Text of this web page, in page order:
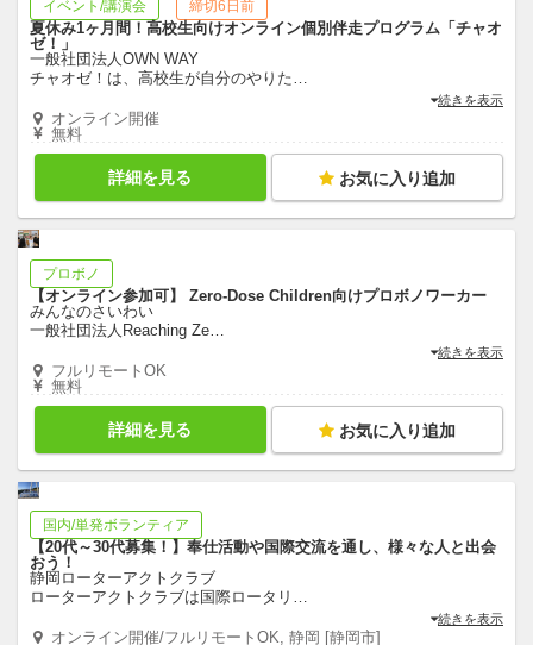
イベント/講演会 締切6日前
夏休み1ヶ月間！高校生向けオンライン個別伴走プログラム「チャオ
ゼ！」
一般社団法人OWN WAY
チャオゼ！は、高校生が自分のやりた…
続きを表示
オンライン開催
無料
詳細を見る お気に入り追加
プロボノ
【オンライン参加可】 Zero-Dose Children向けプロボノワーカー
みんなのさいわい
一般社団法人Reaching Ze
続きを表示
フルリモートOK
無料
詳細を見る お気に入り追加
国内/単発ボランティア
【20代～30代募集！】奉仕活動や国際交流を通し、様々な人と出会
おう！
静岡ローターアクトクラブ
ローターアクトクラブは国際ロータリ
続きを表示
オンライン開催/フルリモートOK, 静岡 [静岡市]